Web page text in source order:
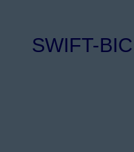
SWIFT-